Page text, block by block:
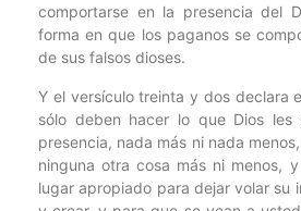
comportarse en la presencia del
forma en que los paganos se
de sus falsos dioses.
Y el versículo treinta y dos declara
sólo deben hacer lo que Dios les
presencia, nada más ni nada
ninguna otra cosa más ni menos,
lugar apropiado para dejar volar su